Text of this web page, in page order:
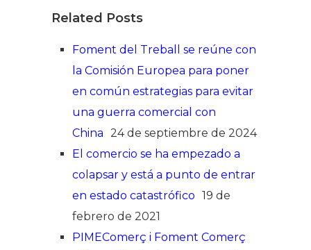
Related Posts
Foment del Treball se reúne con
la Comisión Europea para poner
en común estrategias para evitar
una guerra comercial con
China 24 de septiembre de 2024
El comercio se ha empezado a
colapsar y está a punto de entrar
en estado catastrófico 19 de
febrero de 2021
PIMEComerç i Foment Comerç